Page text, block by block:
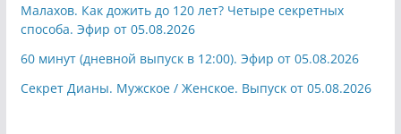
Малахов. Как дожить до 120 лет? Четыре секретных
способа. Эфир от 05.08.2026
60 минут (дневной выпуск в 12:00). Эфир от 05.08.2026
Секрет Дианы. Мужское / Женское. Выпуск от 05.08.2026